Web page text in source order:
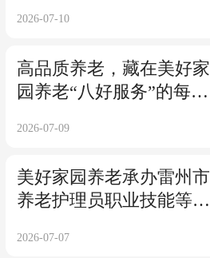
落实惠民补贴政策
2026-07-10
高品质养老，藏在美好家
园养老“八好服务”的每一
2026-07-09
美好家园养老承办雷州市
养老护理员职业技能等级
才 以训强技能
2026-07-07